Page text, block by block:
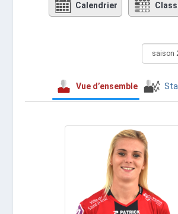
Calendrier
Vue d’ensemble